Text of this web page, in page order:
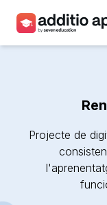
Projecte de